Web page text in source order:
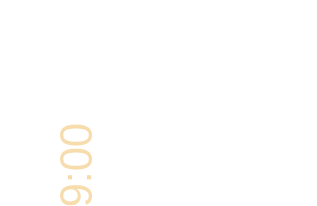
09:00